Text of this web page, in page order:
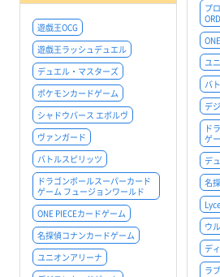
プ
ユ
バ
デ
ド
ゲ
デ
名
ウ
デ
ラ
遊戯王OCG
遊戯王ラッシュデュエル
デュエル・マスターズ
ポケモンカードゲーム
シャドウバース エボルヴ
ヴァンガード
バトルスピリッツ
ドラゴンボールスーパーカード
ゲーム フュージョンワールド
ONE PIECEカードゲーム
名探偵コナンカードゲーム
ユニオンアリーナ